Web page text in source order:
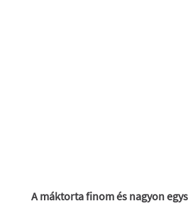
A máktorta finom és nagyon